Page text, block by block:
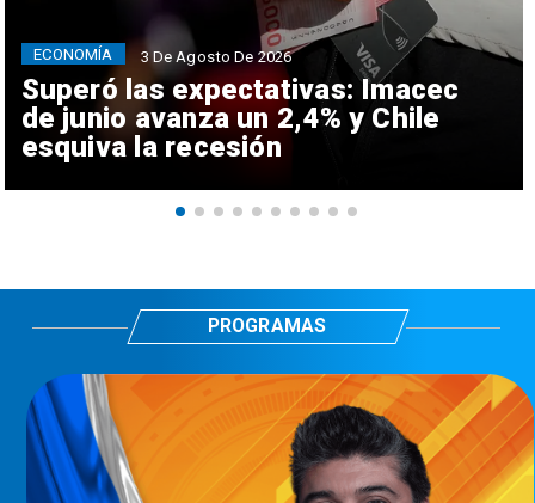
Superó las expectativas: Imacec
de junio avanza un 2,4% y Chile
esquiva la recesión
ECONOMÍA 3 De Agosto De 2026
PROGRAMAS